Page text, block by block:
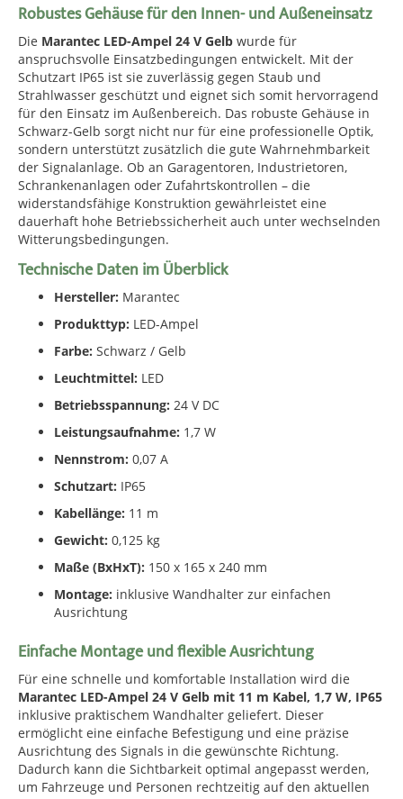
Robustes Gehäuse für den Innen- und Außeneinsatz
Die Marantec LED-Ampel 24 V Gelb wurde für
anspruchsvolle Einsatzbedingungen entwickelt. Mit der
Schutzart IP65 ist sie zuverlässig gegen Staub und
Strahlwasser geschützt und eignet sich somit hervorragend
für den Einsatz im Außenbereich. Das robuste Gehäuse in
Schwarz-Gelb sorgt nicht nur für eine professionelle Optik,
sondern unterstützt zusätzlich die gute Wahrnehmbarkeit
der Signalanlage. Ob an Garagentoren, Industrietoren,
Schrankenanlagen oder Zufahrtskontrollen – die
widerstandsfähige Konstruktion gewährleistet eine
dauerhaft hohe Betriebssicherheit auch unter wechselnden
Witterungsbedingungen.
Technische Daten im Überblick
Hersteller: Marantec
Produkttyp: LED-Ampel
Farbe: Schwarz / Gelb
Leuchtmittel: LED
Betriebsspannung: 24 V DC
Leistungsaufnahme: 1,7 W
Nennstrom: 0,07 A
Schutzart: IP65
Kabellänge: 11 m
Gewicht: 0,125 kg
Maße (BxHxT): 150 x 165 x 240 mm
Montage: inklusive Wandhalter zur einfachen
Ausrichtung
Einfache Montage und flexible Ausrichtung
Für eine schnelle und komfortable Installation wird die
Marantec LED-Ampel 24 V Gelb mit 11 m Kabel, 1,7 W, IP65
inklusive praktischem Wandhalter geliefert. Dieser
ermöglicht eine einfache Befestigung und eine präzise
Ausrichtung des Signals in die gewünschte Richtung.
Dadurch kann die Sichtbarkeit optimal angepasst werden,
um Fahrzeuge und Personen rechtzeitig auf den aktuellen